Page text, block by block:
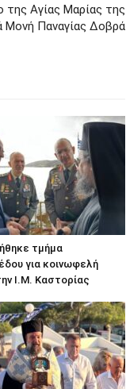
της Αγίας Μαρίας της
Μονή Παναγίας Δοβρά
τμήμα
για κοινωφελή
Ι.Μ. Καστορίας